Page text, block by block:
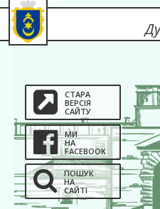
СТАРА
ВЕРСІЯ
САЙТУ
МИ
НА
FACEBOOK
ПОШУК
НА
САЙТІ